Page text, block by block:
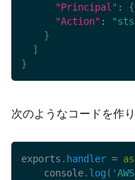
"Principal" : {
"Action" :
}
]
}
次のようなコードを作
exports . handler =
    console
. log (